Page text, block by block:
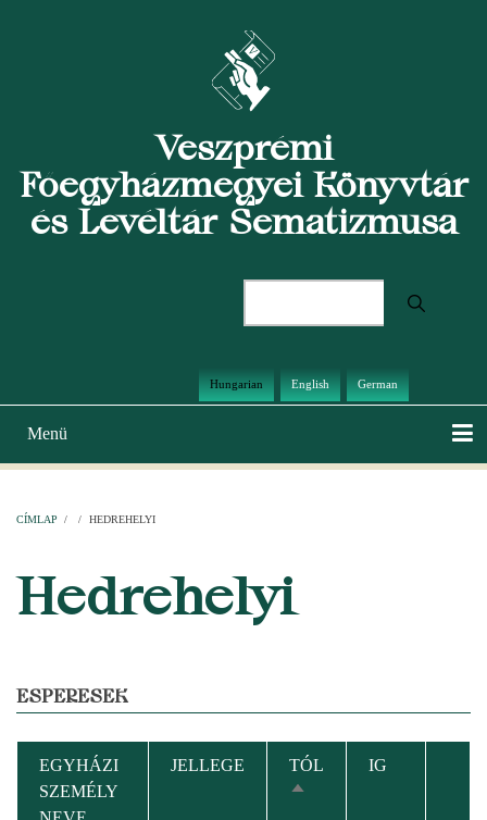
Veszprémi
Főegyházmegyei Könyvtár
és Levéltár Sematizmusa
Hungarian English German
Main
navigation
Menü
CÍMLAP / / HEDREHELYI
Hedrehelyi
ESPERESEK
EGYHÁZI
SZEMÉLY
JELLEGE
TÓL
CSÖKKENŐ
IG